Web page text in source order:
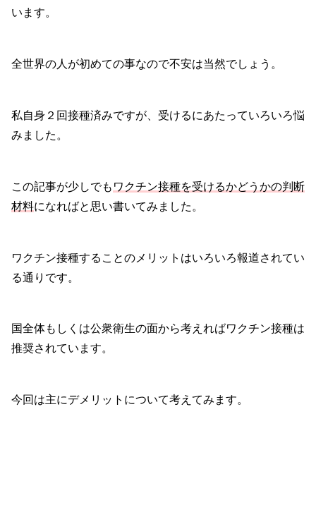
います。
全世界の人が初めての事なので不安は当然でしょう。
私自身２回接種済みですが、受けるにあたっていろいろ悩
みました。
この記事が少しでも ワクチン接種を受けるかどうかの判断
材料になればと思い書いてみました。
ワクチン接種することのメリットはいろいろ報道されてい
る通りです。
国全体もしくは公衆衛生の面から考えればワクチン接種は
推奨されています。
今回は主にデメリットについて考えてみます。